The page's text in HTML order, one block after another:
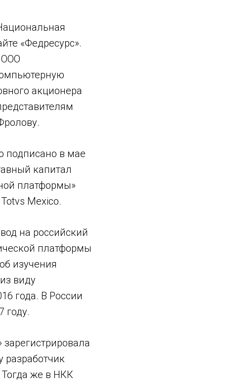
«Федресурс».
ООО
акционера
подписано в мае
капитал
платформы»
Mexico.
на российский
платформы
изучения
виду
года. В России
году.
разработчик
же в НКК